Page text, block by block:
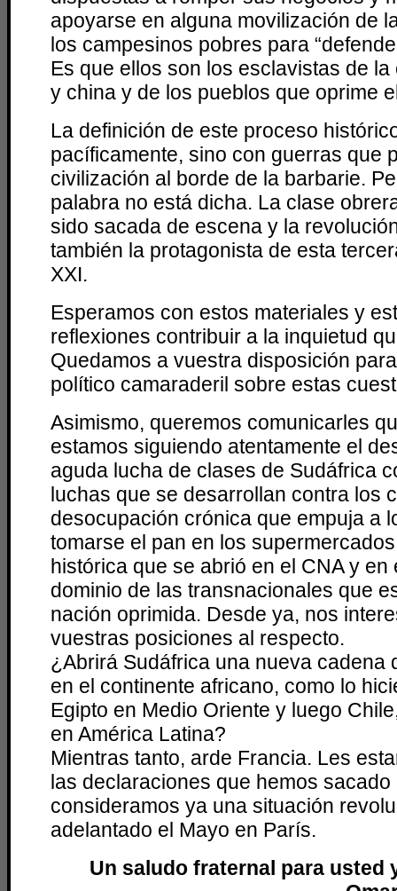
apoyarse en alguna movilización de
los campesinos pobres para
Es que ellos son los esclavistas de
y china y de los pueblos que oprime
La definición de este proceso
pacíficamente, sino con guerras que
civilización al borde de la barbarie.
palabra no está dicha. La clase
sido sacada de escena y la
también la protagonista de esta
XXI.
Esperamos con estos materiales y
reflexiones contribuir a la inquietud
Quedamos a vuestra disposición
político camaraderil sobre estas
Asimismo, queremos comunicarles
estamos siguiendo atentamente el
aguda lucha de clases de Sudáfrica
luchas que se desarrollan contra los
desocupación crónica que empuja a
tomarse el pan en los
histórica que se abrió en el CNA y en
dominio de las transnacionales que
nación oprimida. Desde ya, nos
vuestras posiciones al respecto.
¿Abrirá Sudáfrica una nueva cadena
en el continente africano, como lo
Egipto en Medio Oriente y luego
en América Latina?
Mientras tanto, arde Francia. Les
las declaraciones que hemos sacado
consideramos ya una situación
adelantado el Mayo en París.
Un saludo fraternal para usted